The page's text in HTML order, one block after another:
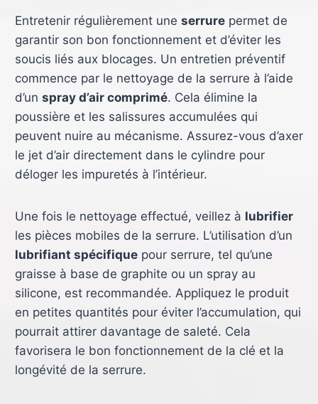
Entretenir régulièrement une serrurepermet de
garantir son bon fonctionnement et d’éviter les
soucis liés aux blocages. Un entretien préventif
commence par le nettoyage de la serrure à l’aide
d’un spray d’air comprimé. Cela élimine la
poussière et les salissures accumulées qui
peuvent nuire au mécanisme. Assurez-vous d’axer
le jet d’air directement dans le cylindre pour
déloger les impuretés à l’intérieur.
Une fois le nettoyage effectué, veillez à lubrifier
les pièces mobiles de la serrure. L’utilisation d’un
lubrifiant spécifiquepour serrure, tel qu’une
graisse à base de graphite ou un spray au
silicone, est recommandée. Appliquez le produit
en petites quantités pour éviter l’accumulation, qui
pourrait attirer davantage de saleté. Cela
favorisera le bon fonctionnement de la clé et la
longévité de la serrure.